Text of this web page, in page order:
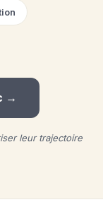
→
leur trajectoire